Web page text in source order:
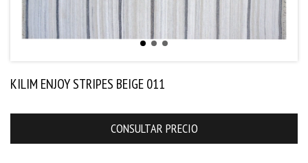
KILIM ENJOY STRIPES BEIGE 011